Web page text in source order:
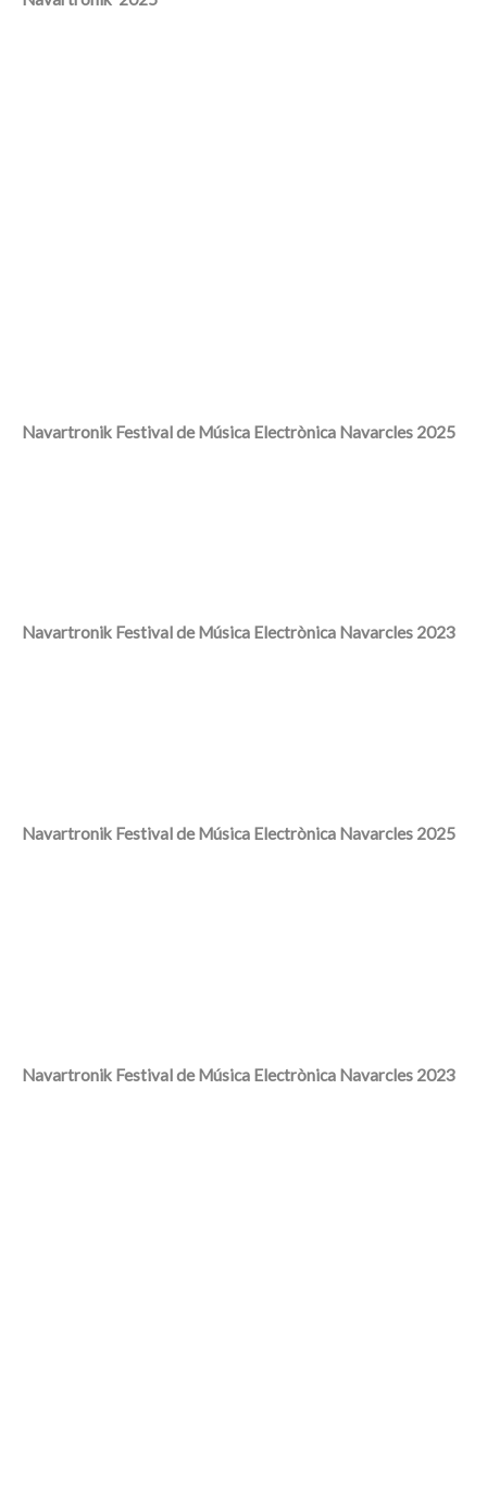
Navartronik Festival de Música Electrònica Navarcles 2025
Navartronik Festival de Música Electrònica Navarcles 2023
Navartronik Festival de Música Electrònica Navarcles 2025
Navartronik Festival de Música Electrònica Navarcles 2023